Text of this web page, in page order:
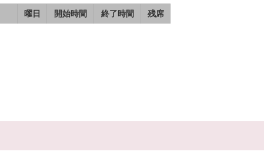
曜日 開始時間 終了時間 残席